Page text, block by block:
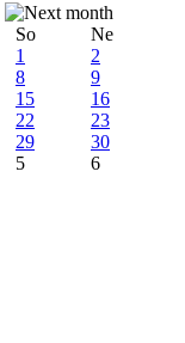
So
Ne
1
2
8
9
15
16
22
23
29
30
5 6